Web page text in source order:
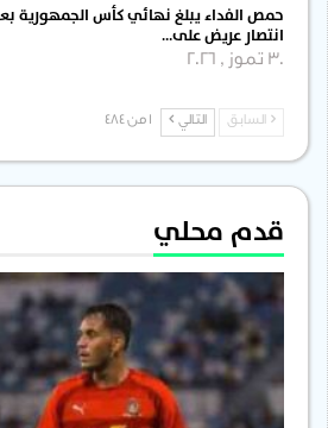
حمص الفداء يبلغ نهائي كأس الجمهورية بعد
انتصار عريض على…
30 تموز , 2026
السابق التالي
قدم محلي